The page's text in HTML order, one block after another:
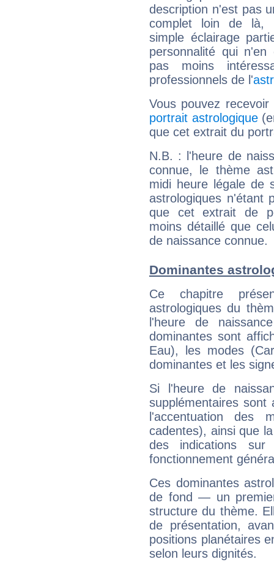
description n'est pas
complet loin de là,
simple éclairage
personnalité qui n'en
pas moins
professionnels de l'
Vous pouvez
portrait astrologique
que cet extrait du
N.B. : l'heure de
connue, le thème
midi heure légale de
astrologiques n'étant
que cet extrait de
moins détaillé que
de naissance connue.
Dominantes
Ce chapitre
astrologiques du
l'heure de
dominantes sont
Eau), les modes
dominantes et les
Si l'heure de
supplémentaires sont
l'accentuation des
cadentes), ainsi que
des indications sur
fonctionnement
Ces dominantes
de fond — un
structure du thème.
de présentation,
positions planétaires
selon leurs dignités.